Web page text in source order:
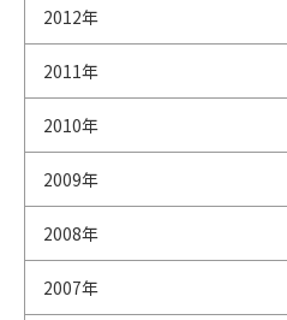
2012年
2011年
2010年
2009年
2008年
2007年